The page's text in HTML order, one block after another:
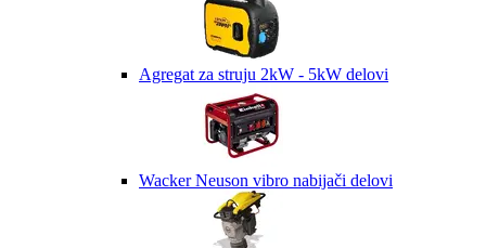
Agregat za struju 2kW - 5kW delovi
Wacker Neuson vibro nabijači delovi